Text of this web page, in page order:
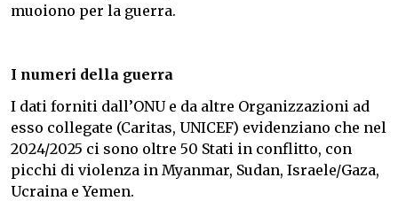
muoiono per la guerra.
I numeri della guerra
I dati forniti dall’ONU e da altre Organizzazioni ad
esso collegate (Caritas, UNICEF) evidenziano che nel
2024/2025 ci sono oltre 50 Stati in conflitto, con
picchi di violenza in Myanmar, Sudan, Israele/Gaza,
Ucraina e Yemen.